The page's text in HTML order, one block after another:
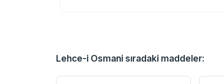
Lehce-i Osmani sıradaki maddeler: